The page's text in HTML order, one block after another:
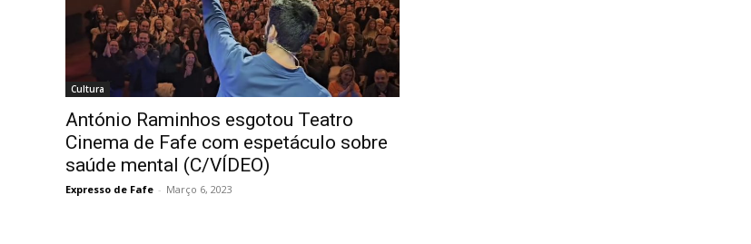
Cultura
António Raminhos esgotou Teatro
Cinema de Fafe com espetáculo sobre
saúde mental (C/VÍDEO)
Expresso de Fafe - Março 6, 2023